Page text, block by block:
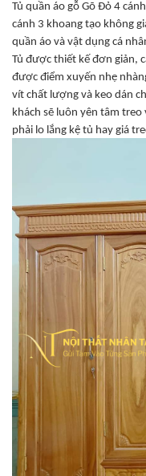
Tủ quần áo gỗ Gõ Đỏ 4
cánh 3 khoang tạo không
quần áo và vật dụng cá
Tủ được thiết kế đơn giản,
được điểm xuyến nhẹ
vít chất lượng và keo dán
khách sẽ luôn yên tâm
phải lo lắng kệ tủ hay giá